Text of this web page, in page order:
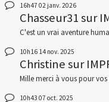
16h47 02 janv. 2026
Chasseur31sur
C'est un vrai aventure
10h16 14 nov. 2025
Christinesur
Mille merci à vous pour vos
10h43 07 oct. 2025